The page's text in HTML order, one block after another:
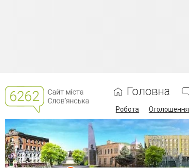
Головна
Робота Оголошення